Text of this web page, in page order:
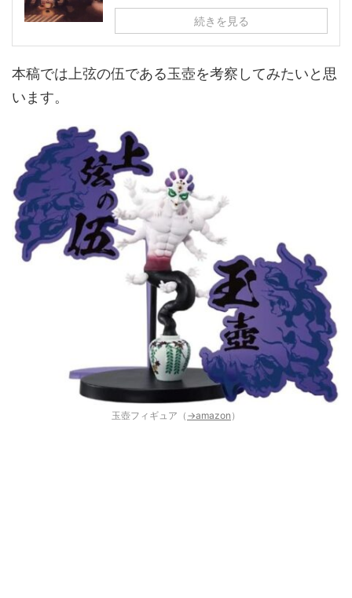
続きを見る
本稿では上弦の伍である玉壺を考察してみたいと思
います。
玉壺フィギュア（ →amazon ）